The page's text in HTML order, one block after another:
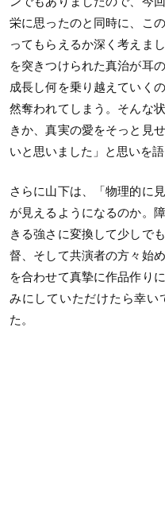
栄に思ったのと同時に、こ
ってもらえるか深く考えま
を突きつけられた真治が耳
成⻑し何を乗り越えていく
然奪われてしまう。そんな
きか、真実の愛をそっと見
いと思いました」と思いを語
さらに山下は、「物理的に
が見えるようになるのか。
きる強さに変換して少しで
督、そして共演者の方々始
を合わせて真摯に作品作り
みにしていただけたら幸い
た。